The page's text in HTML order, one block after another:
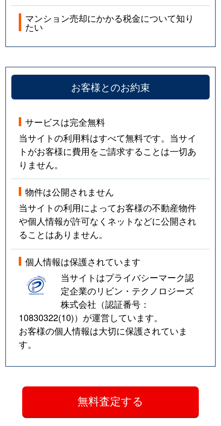
マンション売却にかかる税金について知り
たい
お客様とのお約束
サービスは完全無料
当サイトの利用料はすべて無料です。当サイ
トがお客様に費用をご請求することは一切あ
りません。
物件は公開されません
当サイトの利用によってお客様の不動産物件
や個人情報が許可なくネットなどに公開され
ることはありません。
個人情報は保護されています
当サイトはプライバシーマーク認
定企業のリビン・テクノロジーズ
株式会社（認証番号：
10830322(10)）が運営しています。
お客様の個人情報は大切に保護されていま
す。